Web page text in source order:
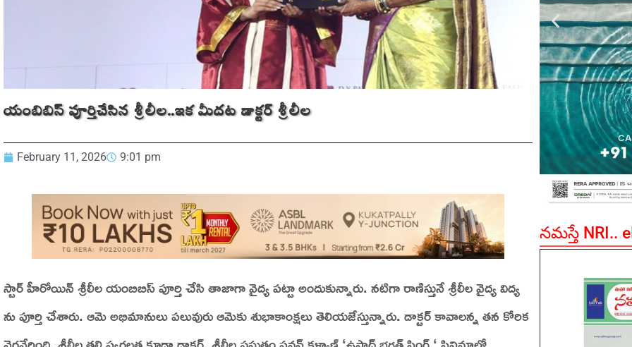
యంబిబిస్ పూర్తిచేసిన శ్రీలీల..ఇక మీదట డాక్టర్ శ్రీలీల
February 11, 2026 9:01 pm
స్టార్ హీరోయిన్ శ్రీలీల యంబిబిస్ పూర్తి చేసి తాజాగా వైద్య పట్టా అందుకున్నారు. నటిగా రాణిస్తునే శ్రీలీల వైద్య విద్య
ను పూర్తి చేశారు. ఆమె అభిమానులు పలువురు ఆమెకు శుభాకాంక్షలు తెలియజేస్తున్నారు. డాక్టర్ కావాలన్న తన కోరిక
నమస్తే NRI..